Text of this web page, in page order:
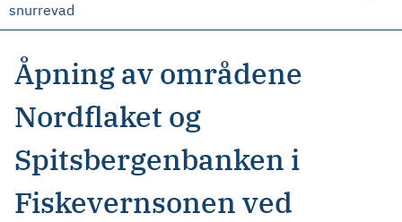
snurrevad
Åpning av områdene
Nordflaket og
Spitsbergenbanken i
Fiskevernsonen ved